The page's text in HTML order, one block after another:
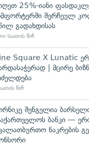
25%-იანი
შერჩეულ
გადახდისას
საათის წინ
Square X Lunatic
| მცირე
წინ
შენგელია
ბანკი —
ნაკრების